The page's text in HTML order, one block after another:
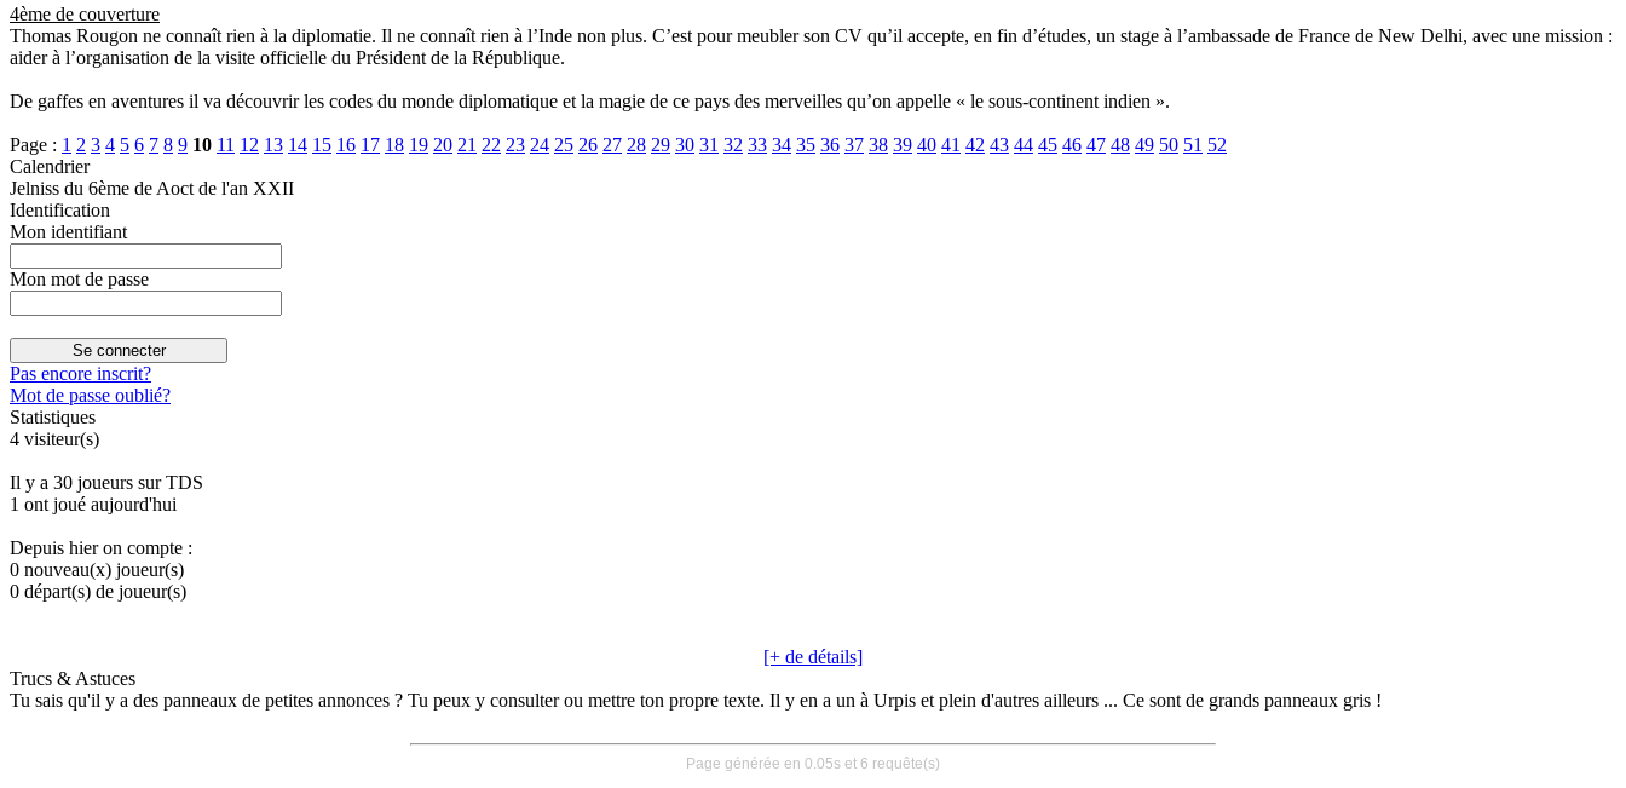
4ème de couverture
Thomas Rougon ne connaît rien à la diplomatie. Il ne connaît rien à l’Inde non plus. C’est pour meubler son CV qu’il accepte, en fin d’études, un stage à l’ambassade de France de New Delhi, avec une mission :
aider à l’organisation de la visite officielle du Président de la République.
De gaffes en aventures il va découvrir les codes du monde diplomatique et la magie de ce pays des merveilles qu’on appelle « le sous-continent indien ».
Page : 1 2 3 4 5 6 7 8 9 10 11 12 13 14 15 16 17 18 19 20 21 22 23 24 25 26 27 28 29 30 31 32 33 34 35 36 37 38 39 40 41 42 43 44 45 46 47 48 49 50 51 52
Calendrier
Jelniss du 6ème de Aoct de l'an XXII
Identification
Mon identifiant
Mon mot de passe
Pas encore inscrit?
Mot de passe oublié?
Statistiques
4 visiteur(s)
Il y a 30 joueurs sur TDS
1 ont joué aujourd'hui
Depuis hier on compte :
0 nouveau(x) joueur(s)
0 départ(s) de joueur(s)
[+ de détails]
Trucs & Astuces
Tu sais qu'il y a des panneaux de petites annonces ? Tu peux y consulter ou mettre ton propre texte. Il y en a un à Urpis et plein d'autres ailleurs ... Ce sont de grands panneaux gris !
Page générée en 0.05s et 6 requête(s)